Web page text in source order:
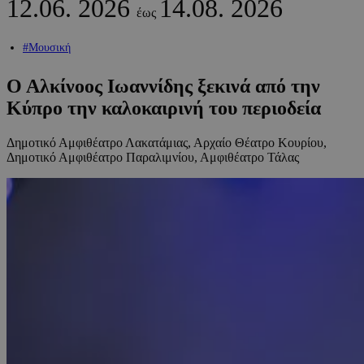
12.06. 2026 έως 14.08. 2026
#Μουσική
Ο Αλκίνοος Ιωαννίδης ξεκινά από την
Κύπρο την καλοκαιρινή του περιοδεία
Δημοτικό Αμφιθέατρο Λακατάμιας, Αρχαίο Θέατρο Κουρίου,
Δημοτικό Αμφιθέατρο Παραλιμνίου, Αμφιθέατρο Τάλας